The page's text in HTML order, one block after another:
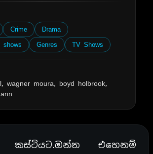
Crime
Drama
shows
Genres TV Shows
wagner moura, boyd holbrook,
කස්ටියට.ඔන්න එහෙනම්